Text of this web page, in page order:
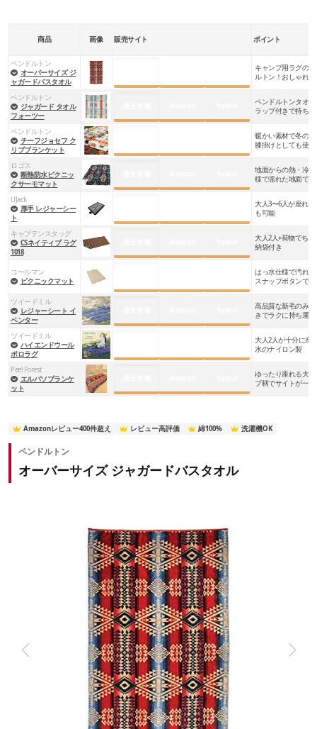
商品 画像 販売サイト ポイント
ペンドルトン
オーバーサイズ ジ
ャガードバスタオル
キャンプ用ラグの
ルトン！おしゃれ
ペンドルトン
ジャガード タオル
フォーツー
ペンドルトンタオ
ラップ付きで持ち
ペンドルトン
チーフジョセフ ク
リブブランケット
暖かい素材で冬の
膝掛けとしても使え
ロゴス
断熱防水ピクニッ
クサーモマット
地面からの熱・冷
様で濡れた地面でも
UJack
厚手 レジャーシー
ト
大人3〜6人が座れ
も可能
キャプテンスタッグ
CSネイティブ ラグ
1018
大人2人+荷物でち
納袋付き
コールマン
ピクニックマット
はっ水仕様で汚れ
スナップボタンで
ツイードミル
レジャーシート イ
ベンター
高品質な新毛のみ
きでラクに持ち運べ
ツイードミル
ハイエンドウール
ポロラグ
大人2人が十分に座
水のナイロン製
Peel Forest
エルパソブランケ
ット
ゆったり座れる大
ブ柄でサイトが一
Amazonレビュー400件超え レビュー高評価 綿100% 洗濯機OK
ペンドルトン
オーバーサイズ ジャガードバスタオル